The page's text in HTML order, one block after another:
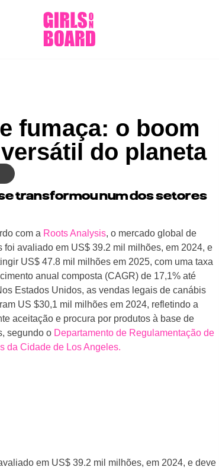
fumaça: o boom
do planeta
transformou num dos setores
com a Roots Analysis, o mercado global de
foi avaliado em US$ 39.2 mil milhões, em 2024, e
US$ 47.8 mil milhões em 2025, com uma taxa
anual composta (CAGR) de 17,1% até
Estados Unidos, as vendas legais de canábis
US $30,1 mil milhões em 2024, refletindo a
aceitação e procura por produtos à base de
segundo o Departamento de Regulamentação de
da Cidade de Los Angeles.
em US$ 39.2 mil milhões, em 2024, e deve